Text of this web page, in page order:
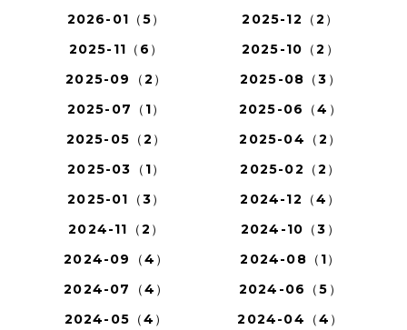
2026-01（5）
2025-12（2）
2025-11（6）
2025-10（2）
2025-09（2）
2025-08（3）
2025-07（1）
2025-06（4）
2025-05（2）
2025-04（2）
2025-03（1）
2025-02（2）
2025-01（3）
2024-12（4）
2024-11（2）
2024-10（3）
2024-09（4）
2024-08（1）
2024-07（4）
2024-06（5）
2024-05（4）
2024-04（4）